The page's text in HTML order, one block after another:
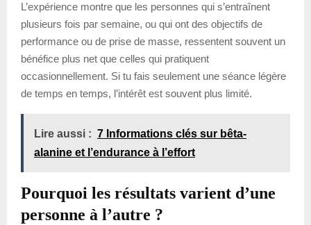
L’expérience montre que les personnes qui s’entraînent
plusieurs fois par semaine, ou qui ont des objectifs de
performance ou de prise de masse, ressentent souvent un
bénéfice plus net que celles qui pratiquent
occasionnellement. Si tu fais seulement une séance légère
de temps en temps, l’intérêt est souvent plus limité.
Lire aussi : 7 Informations clés sur bêta-
alanine et l’endurance à l’effort
Pourquoi les résultats varient d’une
personne à l’autre ?